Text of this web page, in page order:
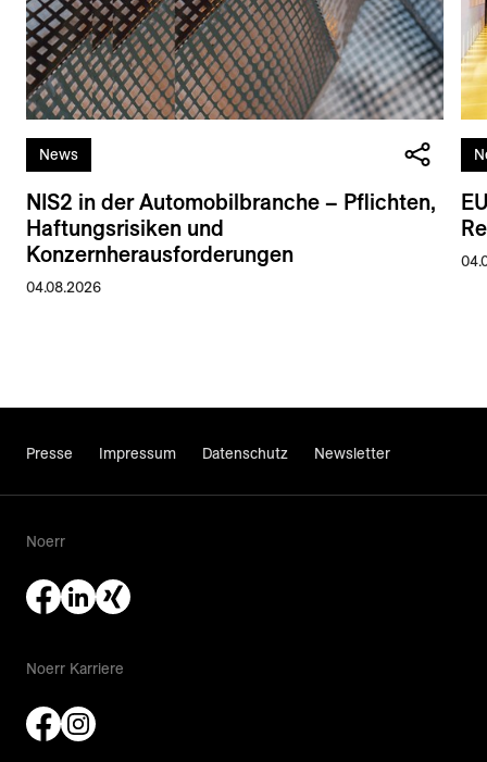
News
NIS2 in der Automobilbranche – Pflichten,
Haftungsrisiken und
Konzernherausforderungen
04.08.2026
Presse Impressum Datenschutz Newsletter
Noerr
Noerr Karriere